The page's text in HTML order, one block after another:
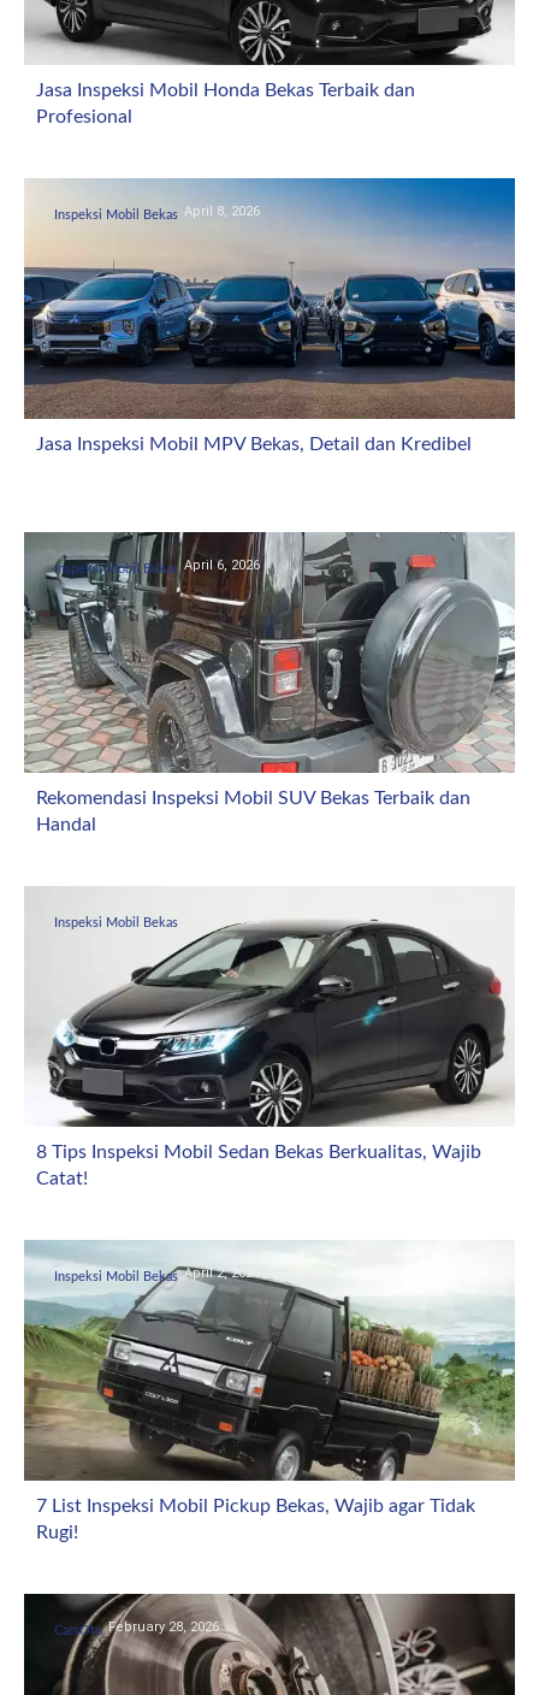
Jasa Inspeksi Mobil Honda Bekas Terbaik dan
Profesional
Inspeksi Mobil Bekas April 8, 2026
Jasa Inspeksi Mobil MPV Bekas, Detail dan Kredibel
Inspeksi Mobil Bekas April 6, 2026
Rekomendasi Inspeksi Mobil SUV Bekas Terbaik dan
Handal
Inspeksi Mobil Bekas April 4, 2026
8 Tips Inspeksi Mobil Sedan Bekas Berkualitas, Wajib
Catat!
Inspeksi Mobil Bekas April 2, 2026
7 List Inspeksi Mobil Pickup Bekas, Wajib agar Tidak
Rugi!
CarsOto February 28, 2026